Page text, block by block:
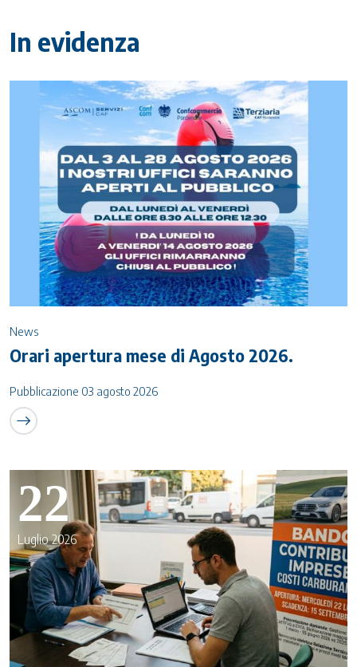
In evidenza
News
Orari apertura mese di Agosto 2026.
Pubblicazione 03 agosto 2026
22
Luglio 2026